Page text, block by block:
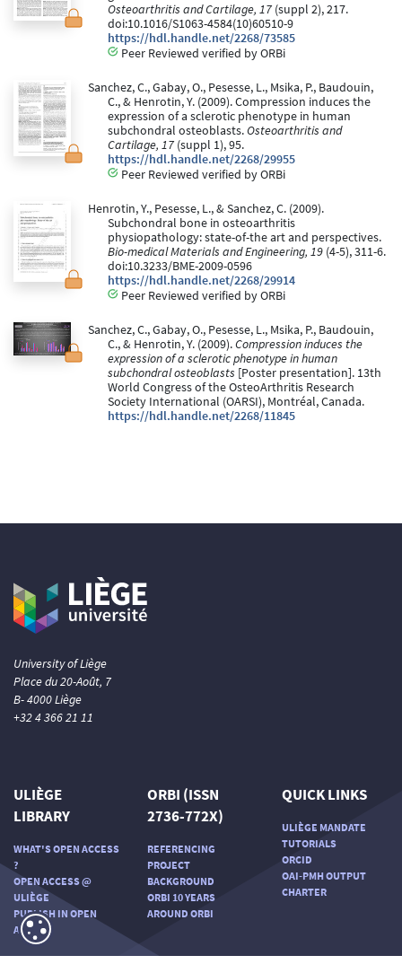
Osteoarthritis and Cartilage, 17 (suppl 2), 217.
doi:10.1016/S1063-4584(10)60510-9
https://hdl.handle.net/2268/73585
Peer Reviewed verified by ORBi
Sanchez, C., Gabay, O., Pesesse, L., Msika, P., Baudouin,
C., & Henrotin, Y. (2009). Compression induces the
expression of a sclerotic phenotype in human
subchondral osteoblasts.Osteoarthritis and
Cartilage, 17 (suppl 1), 95.
https://hdl.handle.net/2268/29955
Peer Reviewed verified by ORBi
Henrotin, Y., Pesesse, L., & Sanchez, C. (2009).
Subchondral bone in osteoarthritis
physiopathology: state-of-the art and perspectives.
Bio-medical Materials and Engineering, 19 (4-5), 311-6.
doi:10.3233/BME-2009-0596
https://hdl.handle.net/2268/29914
Peer Reviewed verified by ORBi
Sanchez, C., Gabay, O., Pesesse, L., Msika, P., Baudouin,
C., & Henrotin, Y. (2009).Compression induces the
expression of a sclerotic phenotype in human
subchondral osteoblasts [Poster presentation]. 13th
World Congress of the OsteoArthritis Research
Society International (OARSI), Montréal, Canada.
https://hdl.handle.net/2268/11845
University of Liège
Place du 20-Août, 7
B- 4000 Liège
+32 4 366 21 11
ULIÈGE
LIBRARY
WHAT'S OPEN ACCESS
?
OPEN ACCESS @
ULIÈGE
PUBLISH IN OPEN
ACCESS
ORBI (ISSN
2736-772X)
REFERENCING
PROJECT
BACKGROUND
ORBI 10 YEARS
AROUND ORBI
QUICK LINKS
ULIÈGE MANDATE
TUTORIALS
ORCID
OAI-PMH OUTPUT
CHARTER